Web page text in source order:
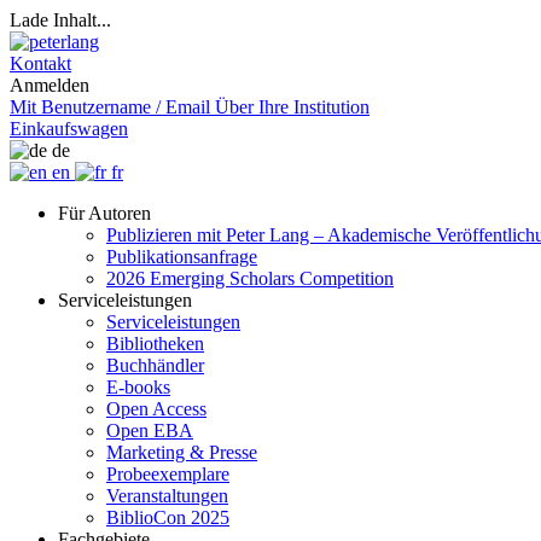
Lade Inhalt...
Kontakt
Anmelden
Mit Benutzername / Email Über Ihre Institution
Einkaufswagen
de
en
fr
Für Autoren
Publizieren mit Peter Lang – Akademische
Publikationsanfrage
2026 Emerging Scholars Competition
Serviceleistungen
Serviceleistungen
Bibliotheken
Buchhändler
E-books
Open Access
Open EBA
Marketing & Presse
Probeexemplare
Veranstaltungen
BiblioCon 2025